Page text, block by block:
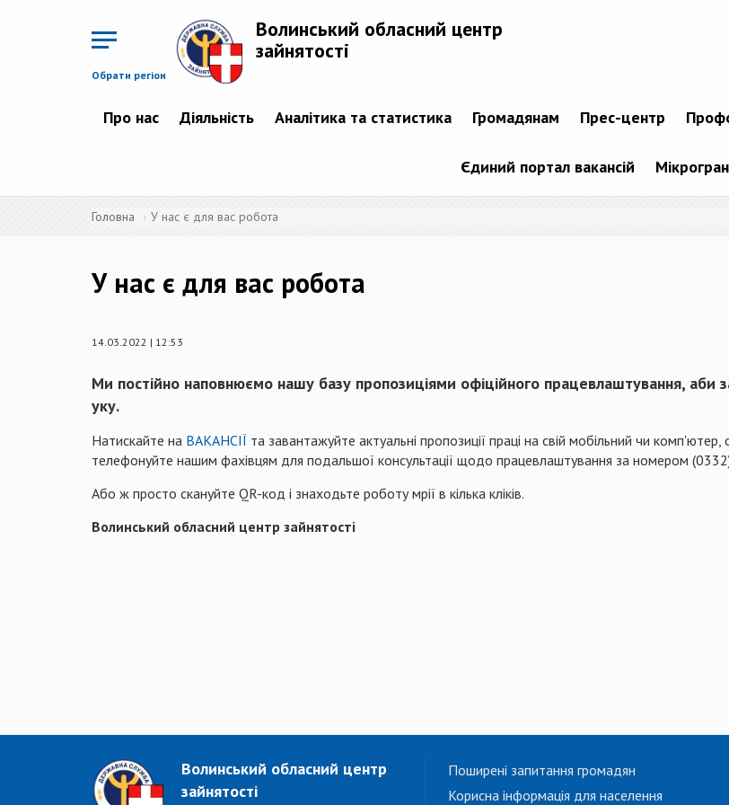
Обрати регіон
Волинський обласний центр
зайнятості
Про нас Діяльність Аналітика та статистика Громадянам Прес-центр
Єдиний портал вакансій
Головна У нас є для вас робота
У нас є для вас робота
14.03.2022 | 12:53
Ми постійно наповнюємо нашу базу пропозиціями офіційного працевлаштування,
уку.
Натискайте на ВАКАНСІЇ та завантажуйте актуальні пропозиції праці на свій мобільний чи
телефонуйте нашим фахівцям для подальшої консультації щодо працевлаштування за номером
Або ж просто скануйте QR-код і знаходьте роботу мрії в кілька кліків.
Волинський обласний центр зайнятості
Волинський обласний центр
зайнятості
Поширені запитання громадян
Корисна інформація для населення